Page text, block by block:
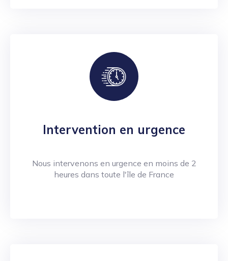
Intervention en urgence
Nous intervenons en urgence en moins de 2
heures dans toute l'île de France